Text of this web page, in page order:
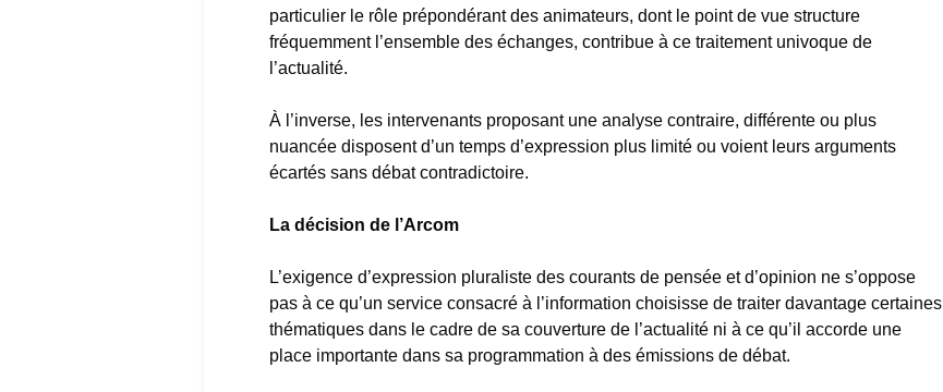
particulier le rôle prépondérant des animateurs, dont le point de vue structure
fréquemment l’ensemble des échanges, contribue à ce traitement univoque de
l’actualité.
À l’inverse, les intervenants proposant une analyse contraire, différente ou plus
nuancée disposent d’un temps d’expression plus limité ou voient leurs arguments
écartés sans débat contradictoire.
La décision de l’Arcom
L’exigence d’expression pluraliste des courants de pensée et d’opinion ne s’oppose
pas à ce qu’un service consacré à l’information choisisse de traiter davantage certaines
thématiques dans le cadre de sa couverture de l’actualité ni à ce qu’il accorde une
place importante dans sa programmation à des émissions de débat.